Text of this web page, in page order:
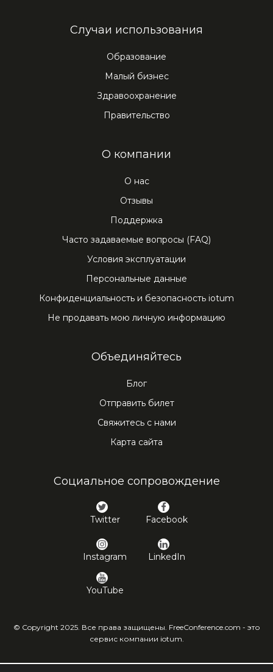
Случаи использования
Образование
Малый бизнес
Здравоохранение
Правительство
O компании
О нас
Отзывы
Поддержка
Часто задаваемые вопросы (FAQ)
Условия эксплуатации
Персональные данные
Конфиденциальность и безопасность iotum
Не продавать мою личную информацию
Объединяйтесь
Блог
Отправить билет
Свяжитесь с нами
Карта сайта
Социальное сопровождение
Twitter Facebook
Instagram LinkedIn
YouTube
© Copyright 2025. Все права защищены. FreeConference.com - это
сервис компании iotum.